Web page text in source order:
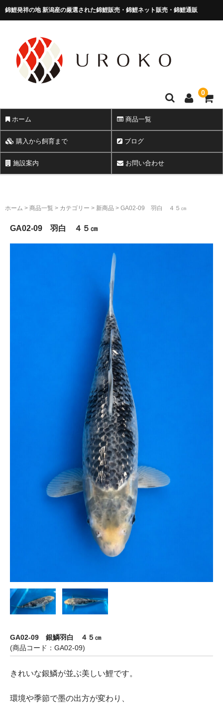
錦鯉発祥の地 新潟産の厳選された錦鯉販売・錦鯉ネット販売・錦鯉通販
錦鯉販売 株式会社 鱗～うろこ～0
ホーム 商品一覧
購入から飼育まで ブログ
施設案内 お問い合わせ
ホーム > 商品一覧 > カテゴリー > 新商品 > GA02-09 羽白 ４５㎝
GA02-09 羽白 ４５㎝
GA02-09 銀鱗羽白 ４５㎝
(商品コード：GA02-09)
きれいな銀鱗が並ぶ美しい鯉です。
環境や季節で墨の出方が変わり、